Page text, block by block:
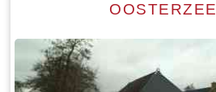
OOSTERZEE